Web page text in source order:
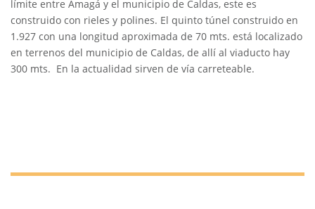
límite entre Amagá y el municipio de Caldas, este es
construido con rieles y polines. El quinto túnel construido en
1.927 con una longitud aproximada de 70 mts. está localizado
en terrenos del municipio de Caldas, de allí al viaducto hay
300 mts. En la actualidad sirven de vía carreteable.